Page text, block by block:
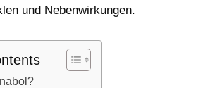
und Nebenwirkungen.